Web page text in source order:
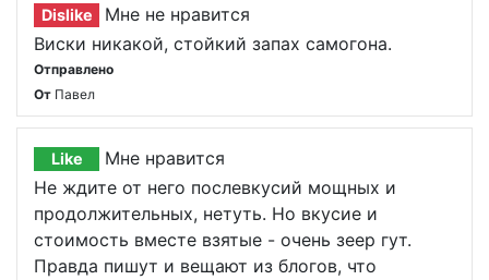
Dislike
Мне не нравится
Виски никакой, стойкий запах самогона.
Отправлено
От Павел
Like
Мне нравится
Не ждите от него послевкусий мощных и
продолжительных, нетуть. Но вкусие и
стоимость вместе взятые - очень зеер гут.
Правда пишут и вещают из блогов, что